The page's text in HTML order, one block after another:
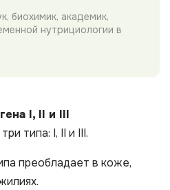
биохимик, академик,
нутрициологии в
I, II и III
типа: I, II и III.
преобладает в коже,